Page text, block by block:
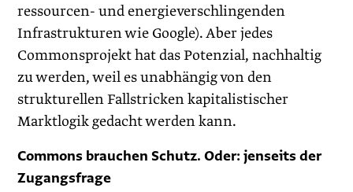
ressourcen- und energieverschlingenden
Infrastrukturen wie Google). Aber jedes
Commonsprojekt hat das Potenzial, nachhaltig
zu werden, weil es unabhängig von den
strukturellen Fallstricken kapitalistischer
Marktlogik gedacht werden kann.
Commons brauchen Schutz. Oder: jenseits der
Zugangsfrage